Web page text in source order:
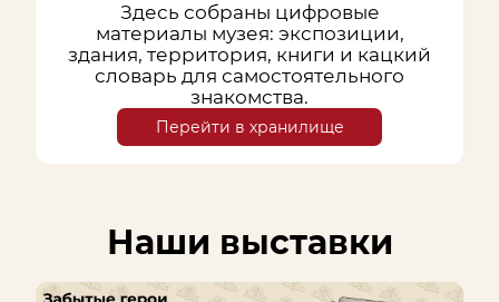
Музей-онлайн
О музее
Обращения
Здесь собраны цифровые
материалы музея: экспозиции,
здания, территория, книги и кацкий
словарь для самостоятельного
знакомства.
Перейти в хранилище
Наши выставки